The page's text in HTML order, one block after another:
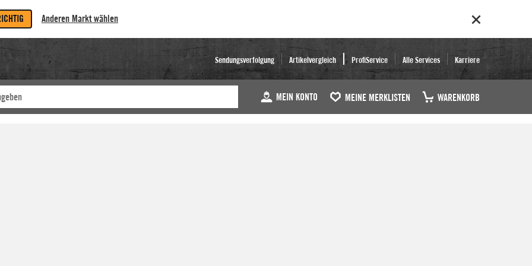
Anderen Markt wählen
Sendungsverfolgung Artikelvergleich ProfiService Alle Services Karriere
MEIN KONTO MEINE MERKLISTEN WARENKORB